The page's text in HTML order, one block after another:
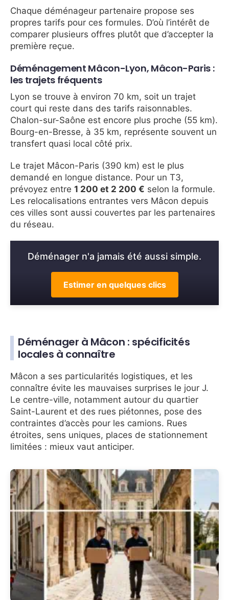
Chaque déménageur partenaire propose ses
propres tarifs pour ces formules. D’où l’intérêt de
comparer plusieurs offres plutôt que d’accepter la
première reçue.
Déménagement Mâcon-Lyon, Mâcon-Paris :
les trajets fréquents
Lyon se trouve à environ 70 km, soit un trajet
court qui reste dans des tarifs raisonnables.
Chalon-sur-Saône est encore plus proche (55 km).
Bourg-en-Bresse, à 35 km, représente souvent un
transfert quasi local côté prix.
Le trajet Mâcon-Paris (390 km) est le plus
demandé en longue distance. Pour un T3,
prévoyez entre 1 200 et 2 200 € selon la formule.
Les relocalisations entrantes vers Mâcon depuis
ces villes sont aussi couvertes par les partenaires
du réseau.
Déménager n'a jamais été aussi simple.
Estimer en quelques clics
Déménager à Mâcon : spécificités
locales à connaître
Mâcon a ses particularités logistiques, et les
connaître évite les mauvaises surprises le jour J.
Le centre-ville, notamment autour du quartier
Saint-Laurent et des rues piétonnes, pose des
contraintes d’accès pour les camions. Rues
étroites, sens uniques, places de stationnement
limitées : mieux vaut anticiper.